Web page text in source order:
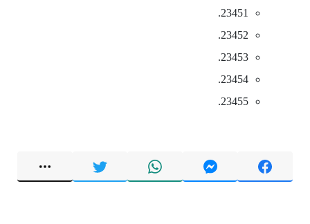
23451.
23452.
23453.
23454.
23455.